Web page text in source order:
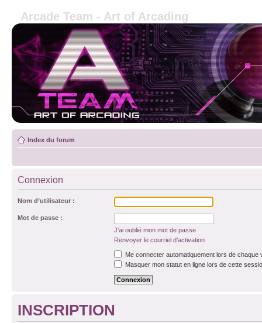
Arcade Team - Art of Arcading
Index du forum
Connexion
Nom d’utilisateur :
Mot de passe :
J’ai oublié mon mot de passe
Renvoyer le courriel d’activation
Me connecter automatiquement lors de chaque
Masquer mon statut en ligne lors de cette
INSCRIPTION